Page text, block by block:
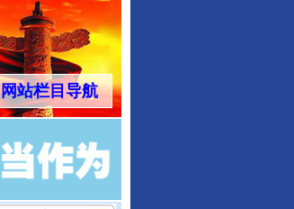
网站栏目导航